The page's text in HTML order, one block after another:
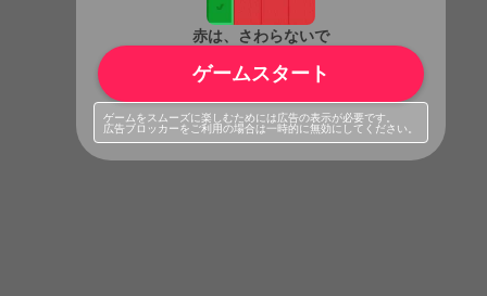
赤は、さわらないで
ゲームスタート
ゲームをスムーズに楽しむためには広告の表示が必要です。
広告ブロッカーをご利用の場合は一時的に無効にしてください。